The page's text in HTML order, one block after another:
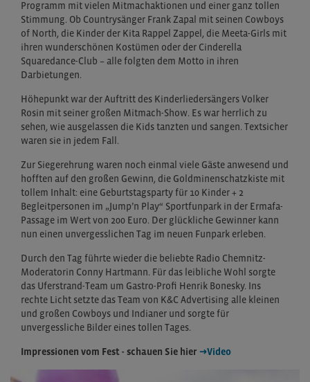
Programm mit vielen Mitmachaktionen und einer ganz tollen
Stimmung. Ob Countrysänger Frank Zapal mit seinen Cowboys
of North, die Kinder der Kita Rappel Zappel, die Meeta-Girls mit
ihren wunderschönen Kostümen oder der Cinderella
Squaredance-Club – alle folgten dem Motto in ihren
Darbietungen.
Höhepunkt war der Auftritt des Kinderliedersängers Volker
Rosin mit seiner großen Mitmach-Show. Es war herrlich zu
sehen, wie ausgelassen die Kids tanzten und sangen. Textsicher
waren sie in jedem Fall.
Zur Siegerehrung waren noch einmal viele Gäste anwesend und
hofften auf den großen Gewinn, die Goldminenschatzkiste mit
tollem Inhalt: eine Geburtstagsparty für 10 Kinder + 2
Begleitpersonen im „Jump’n Play“ Sportfunpark in der Ermafa-
Passage im Wert von 200 Euro. Der glückliche Gewinner kann
nun einen unvergesslichen Tag im neuen Funpark erleben.
Durch den Tag führte wieder die beliebte Radio Chemnitz-
Moderatorin Conny Hartmann. Für das leibliche Wohl sorgte
das Uferstrand-Team um Gastro-Profi Henrik Bonesky. Ins
rechte Licht setzte das Team von K&C Advertising alle kleinen
und großen Cowboys und Indianer und sorgte für
unvergessliche Bilder eines tollen Tages.
Impressionen vom Fest - schauen Sie hier →Video